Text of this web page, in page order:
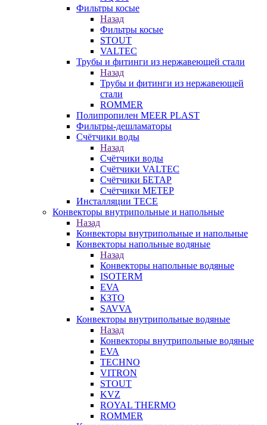
Фильтры косые
Назад
Фильтры косые
STOUT
VALTEC
Трубы и фитинги из нержавеющей стали
Назад
Трубы и фитинги из нержавеющей
стали
ROMMER
Полипропилен MEER PLAST
Фильтры-дешламаторы
Счётчики воды
Назад
Счётчики воды
Счётчики VALTEC
Счётчики БЕТАР
Счётчики МЕТЕР
Инсталляции TECE
Конвекторы внутрипольные и напольные
Назад
Конвекторы внутрипольные и напольные
Конвекторы напольные водяные
Назад
Конвекторы напольные водяные
ISOTERM
EVA
КЗТО
SAVVA
Конвекторы внутрипольные водяные
Назад
Конвекторы внутрипольные водяные
EVA
TECHNO
VITRON
STOUT
KVZ
ROYAL THERMO
ROMMER